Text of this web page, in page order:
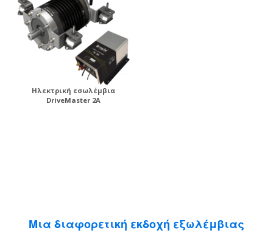
Ηλεκτρική εσωλέμβια
DriveMaster 2A
Μια διαφορετική εκδοχή εξωλέμβιας